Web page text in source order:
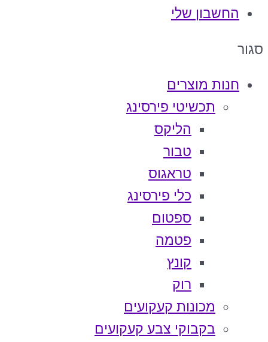
החשבון שלי
סגור
חנות מוצרים
תכשיטי פירסינג
הליקס
טבור
טראגוס
כלי פירסינג
ספטום
פטמה
קונץ
רוק
מכונות קעקועים
בקבוקי צבע קעקועים